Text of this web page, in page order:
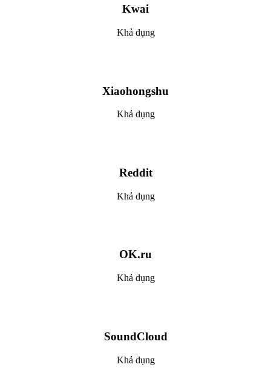
Kwai
Khả dụng
Xiaohongshu
Khả dụng
Reddit
Khả dụng
OK.ru
Khả dụng
SoundCloud
Khả dụng